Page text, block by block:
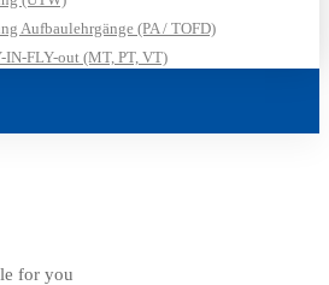
Aufbaulehrgänge (PA / TOFD)
IN-FLY-out (MT, PT, VT)
for you